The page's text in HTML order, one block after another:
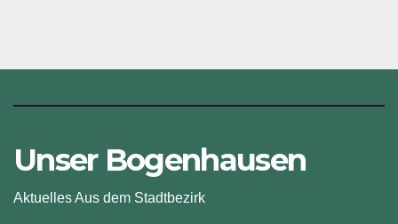
Unser Bogenhausen
Aktuelles Aus dem Stadtbezirk